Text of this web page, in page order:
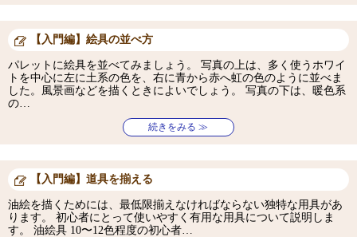
【入門編】絵具の並べ方
パレットに絵具を並べてみましょう。 写真の上は、多く使うホワイ
トを中心に左に土系の色を、右に青から赤へ虹の色のように並べま
した。風景画などを描くときによいでしょう。 写真の下は、暖色系
の…
続きをみる ≫
【入門編】道具を揃える
油絵を描くためには、最低限揃えなければならない独特な用具があ
ります。 初心者にとって使いやすく有用な用具について説明しま
す。 油絵具 10〜12色程度の初心者…